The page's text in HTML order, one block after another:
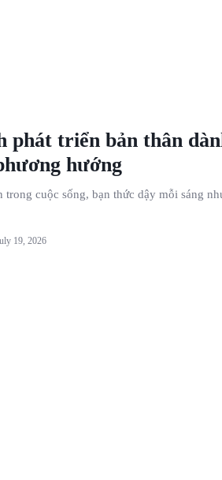
phát triển bản thân
hướng
trong cuộc sống, bạn thức dậy mỗi sáng
19, 2026